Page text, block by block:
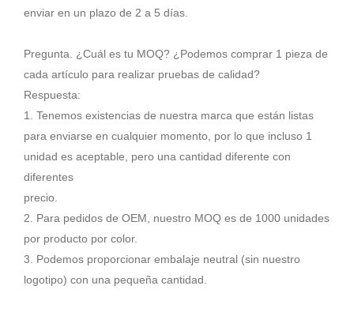
enviar en un plazo de 2 a 5 días.
Pregunta. ¿Cuál es tu MOQ? ¿Podemos comprar 1 pieza de
cada artículo para realizar pruebas de calidad?
Respuesta:
1. Tenemos existencias de nuestra marca que están listas
para enviarse en cualquier momento, por lo que incluso 1
unidad es aceptable, pero una cantidad diferente con
diferentes
precio.
2. Para pedidos de OEM, nuestro MOQ es de 1000 unidades
por producto por color.
3. Podemos proporcionar embalaje neutral (sin nuestro
logotipo) con una pequeña cantidad.